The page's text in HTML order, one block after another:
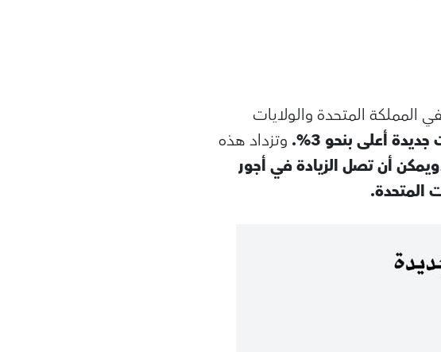
المملكة المتحدة والولايات
أعلى بنحو 3%.
وتزداد هذه
ويمكن أن تصل الزيادة في أجور